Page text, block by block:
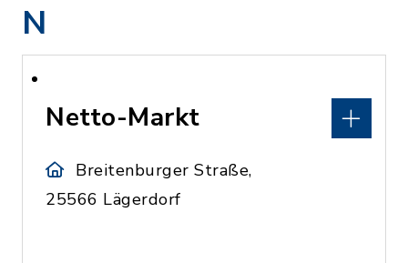
N
Netto-Markt
Breitenburger Straße,
25566 Lägerdorf